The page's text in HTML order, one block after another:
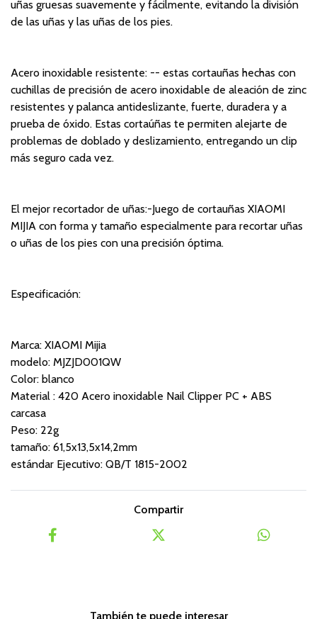
uñas gruesas suavemente y fácilmente, evitando la división
de las uñas y las uñas de los pies.
Acero inoxidable resistente: -- estas cortauñas hechas con
cuchillas de precisión de acero inoxidable de aleación de zinc
resistentes y palanca antideslizante, fuerte, duradera y a
prueba de óxido. Estas cortaúñas te permiten alejarte de
problemas de doblado y deslizamiento, entregando un clip
más seguro cada vez.
El mejor recortador de uñas:-Juego de cortauñas XIAOMI
MIJIA con forma y tamaño especialmente para recortar uñas
o uñas de los pies con una precisión óptima.
Especificación:
Marca: XIAOMI Mijia
modelo: MJZJD001QW
Color: blanco
Material : 420 Acero inoxidable Nail Clipper PC + ABS
carcasa
Peso: 22g
tamaño: 61,5x13,5x14,2mm
estándar Ejecutivo: QB/T 1815-2002
Compartir
También te puede interesar